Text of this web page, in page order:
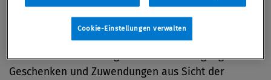
Das Thema Compliance gewinnt im Mittelstand
weiter an Bedeutung. Um rechtlichen Konsequenzen
und Reputationsverlusten aus dem Weg zu gehen,
sind klare interne Vorgaben für den Umgang mit
Geschenken und Zuwendungen aus Sicht der
Cookie-Einstellungen verwalten